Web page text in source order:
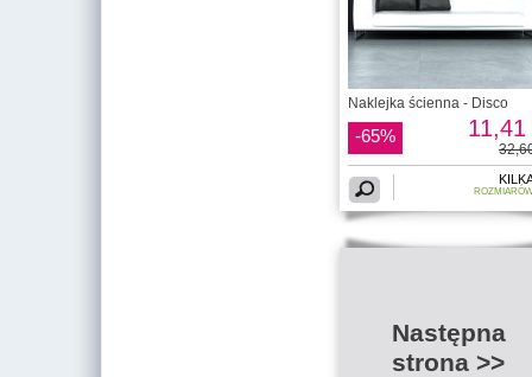
Naklejka ścienna - Disco
-65% 11,41
Następna
strona >>